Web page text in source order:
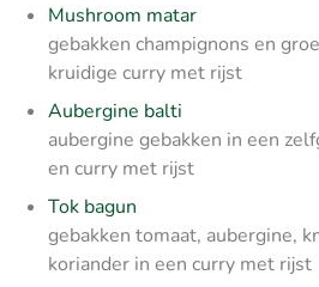
Mushroom matar
gebakken champignons en
kruidige curry met rijst
Aubergine balti
aubergine gebakken in een
en curry met rijst
Tok bagun
gebakken tomaat, aubergine,
koriander in een curry met rijst